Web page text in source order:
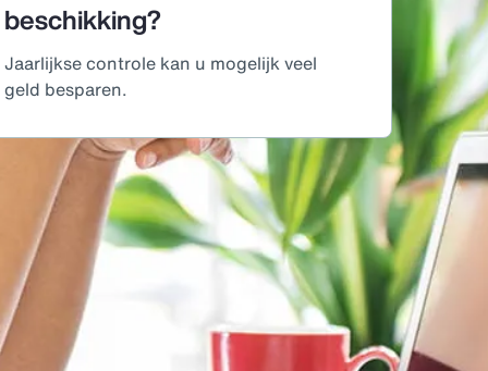
beschikking?
Jaarlijkse controle kan u mogelijk veel
geld besparen.